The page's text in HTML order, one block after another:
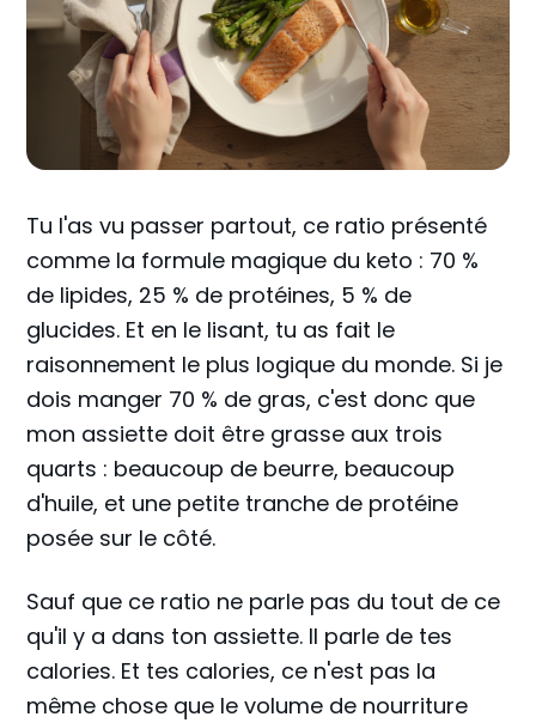
Tu l'as vu passer partout, ce ratio présenté
comme la formule magique du keto : 70 %
de lipides, 25 % de protéines, 5 % de
glucides. Et en le lisant, tu as fait le
raisonnement le plus logique du monde. Si je
dois manger 70 % de gras, c'est donc que
mon assiette doit être grasse aux trois
quarts : beaucoup de beurre, beaucoup
d'huile, et une petite tranche de protéine
posée sur le côté.
Sauf que ce ratio ne parle pas du tout de ce
qu'il y a dans ton assiette. Il parle de tes
calories. Et tes calories, ce n'est pas la
même chose que le volume de nourriture